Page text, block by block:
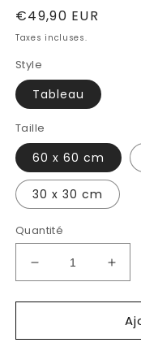
Prix
habituel
€49,90 EUR
Taxes incluses.
Style
Tableau
Taille
60 x 60 cm
30 x 30 cm
Quantité
Réduire
la
quantité
Tableau
la
de